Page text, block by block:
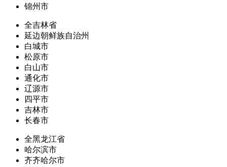
锦州市
全吉林省
延边朝鲜族自治州
白城市
松原市
白山市
通化市
辽源市
四平市
吉林市
长春市
全黑龙江省
哈尔滨市
齐齐哈尔市